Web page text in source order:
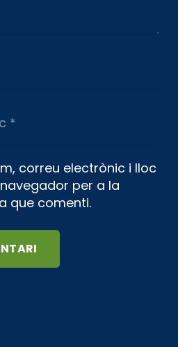
correu electrònic i lloc
per a la
que comenti.